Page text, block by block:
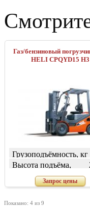
Газ/бензиновый
HELI CPQYD15 H3
Грузоподъёмность, кг
Высота подъёма,
Запрос цены
Показано: 4 из 9